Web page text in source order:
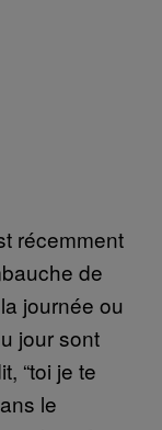
récemment
de
journée ou
jour sont
“toi je te
le